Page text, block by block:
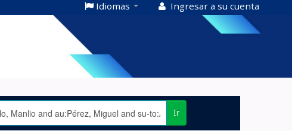
Idiomas Ingresar a su cuenta
Ir